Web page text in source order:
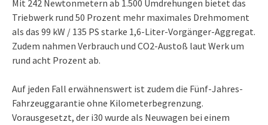
Mit 242 Newtonmetern ab 1.500 Umdrehungen bietet das
Triebwerk rund 50 Prozent mehr maximales Drehmoment
als das 99 kW / 135 PS starke 1,6-Liter-Vorgänger-Aggregat.
Zudem nahmen Verbrauch und CO2-Austoß laut Werk um
rund acht Prozent ab.
Auf jeden Fall erwähnenswert ist zudem die Fünf-Jahres-
Fahrzeuggarantie ohne Kilometerbegrenzung.
Vorausgesetzt, der i30 wurde als Neuwagen bei einem